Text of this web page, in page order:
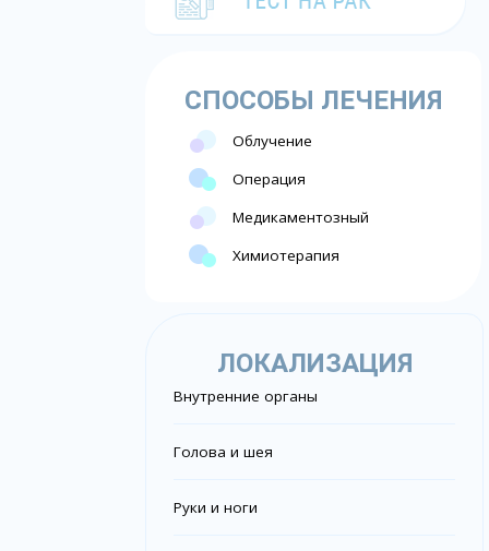
СПОСОБЫ ЛЕЧЕНИЯ
Облучение
Операция
Медикаментозный
Химиотерапия
ЛОКАЛИЗАЦИЯ
Внутренние органы
Голова и шея
Руки и ноги